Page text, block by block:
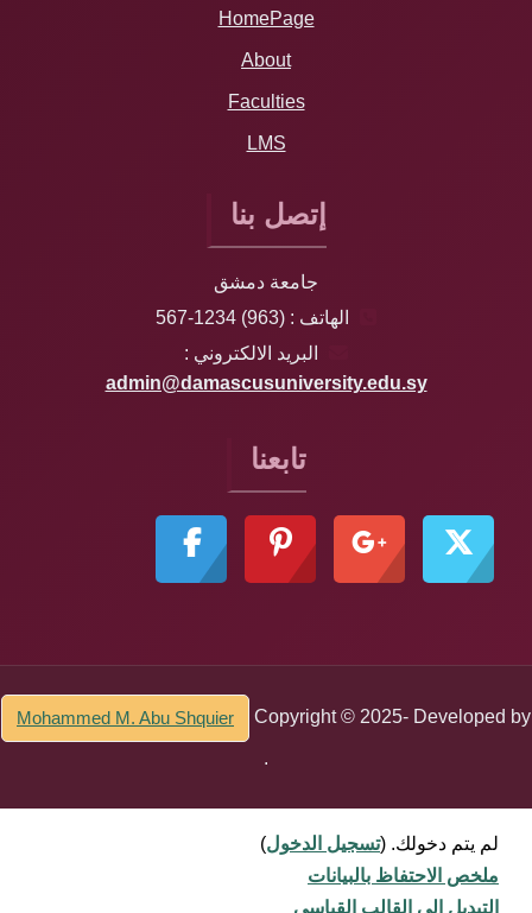
HomePage
About
Faculties
LMS
إتصل بنا
جامعة دمشق
الهاتف : (963) 1234-567
البريد الالكتروني :
admin@damascusuniversity.edu.sy
تابعنا
Copyright © 2025- Developed by
Mohammed M. Abu Shquier
.
لم يتم دخولك. (تسجيل الدخول)
ملخص الاحتفاظ بالبيانات
التبديل إلى القالب القياسي